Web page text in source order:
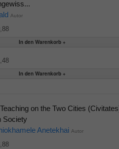
Autor
on the Two Cities
Society
Anetekhai Autor